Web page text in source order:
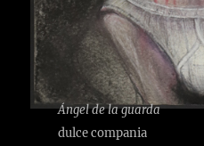
Ángel de la guarda
dulce compania